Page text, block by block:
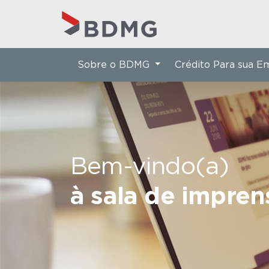
Bem-vindo(a)
à sala de
Sobre o BDMG Crédito Para sua